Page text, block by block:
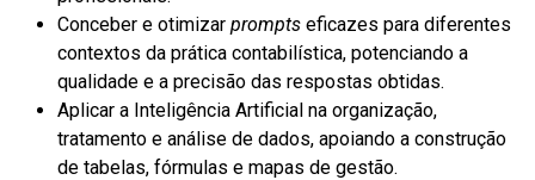
Conceber e otimizar prompts eficazes para diferentes
contextos da prática contabilística, potenciando a
qualidade e a precisão das respostas obtidas.
Aplicar a Inteligência Artificial na organização,
tratamento e análise de dados, apoiando a construção
de tabelas, fórmulas e mapas de gestão.